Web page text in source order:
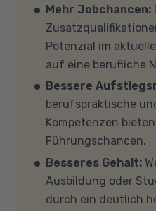
Auf unserer Info-Seite
für mich die richtige?
verschiedene
gerne beraten wir Sie
persönlichen
teilnehmen (mit
Kostenträgers),
meisten Fällen können
Equipment zur
mit Ihren eigenen
teilnehmen,
mit Windows 10 oder
GB Arbeitsspeicher
Mehrkern-Prozessor
findet in Microsoft
Sie darauf, dass Ihre
Mehr Jobchancen:
Potenzial im
auf eine berufliche
Bessere
berufspraktische
Kompetenzen
Führungschancen.
Besseres Gehalt:
Ausbildung oder
durch ein deutlich